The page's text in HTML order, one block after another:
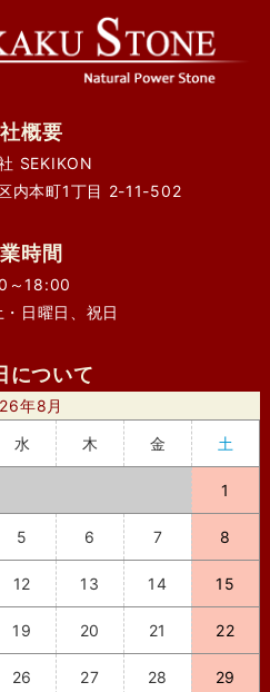
概要
SEKIKON
内本町1丁目 2-11-502
時間
～18:00
日曜日、祝日
について
年8月
水 木 金 土
1
5 6 7 8
12 13 14 15
19 20 21 22
26 27 28 29